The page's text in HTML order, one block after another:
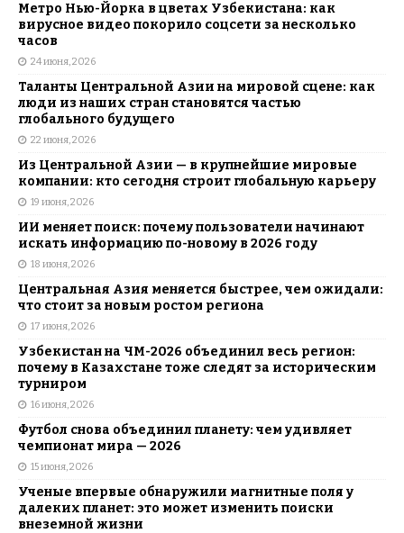
Метро Нью-Йорка в цветах Узбекистана: как
вирусное видео покорило соцсети за несколько
часов
24 июня, 2026
Таланты Центральной Азии на мировой сцене: как
люди из наших стран становятся частью
глобального будущего
22 июня, 2026
Из Центральной Азии — в крупнейшие мировые
компании: кто сегодня строит глобальную карьеру
19 июня, 2026
ИИ меняет поиск: почему пользователи начинают
искать информацию по-новому в 2026 году
18 июня, 2026
Центральная Азия меняется быстрее, чем ожидали:
что стоит за новым ростом региона
17 июня, 2026
Узбекистан на ЧМ-2026 объединил весь регион:
почему в Казахстане тоже следят за историческим
турниром
16 июня, 2026
Футбол снова объединил планету: чем удивляет
чемпионат мира — 2026
15 июня, 2026
Ученые впервые обнаружили магнитные поля у
далеких планет: это может изменить поиски
внеземной жизни